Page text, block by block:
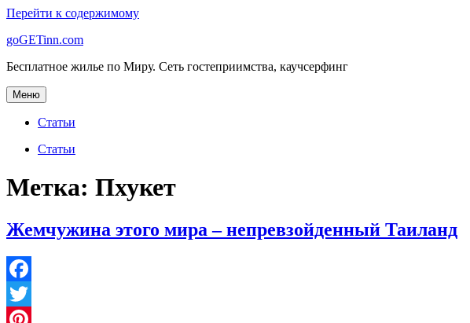
Перейти к содержимому
goGETinn.com
Бесплатное жилье по Миру. Сеть гостеприимства, каучсерфинг
Меню
Статьи
Статьи
Метка: Пхукет
Жемчужина этого мира – непревзойденный Таиланд
Facebook
Twitter